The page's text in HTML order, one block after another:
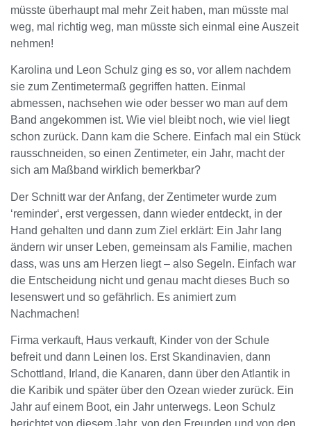
müsste überhaupt mal mehr Zeit haben, man müsste mal
weg, mal richtig weg, man müsste sich einmal eine Auszeit
nehmen!
Karolina und Leon Schulz ging es so, vor allem nachdem
sie zum Zentimetermaß gegriffen hatten. Einmal
abmessen, nachsehen wie oder besser wo man auf dem
Band angekommen ist. Wie viel bleibt noch, wie viel liegt
schon zurück. Dann kam die Schere. Einfach mal ein Stück
rausschneiden, so einen Zentimeter, ein Jahr, macht der
sich am Maßband wirklich bemerkbar?
Der Schnitt war der Anfang, der Zentimeter wurde zum
‘reminder‘, erst vergessen, dann wieder entdeckt, in der
Hand gehalten und dann zum Ziel erklärt: Ein Jahr lang
ändern wir unser Leben, gemeinsam als Familie, machen
dass, was uns am Herzen liegt – also Segeln. Einfach war
die Entscheidung nicht und genau macht dieses Buch so
lesenswert und so gefährlich. Es animiert zum
Nachmachen!
Firma verkauft, Haus verkauft, Kinder von der Schule
befreit und dann Leinen los. Erst Skandinavien, dann
Schottland, Irland, die Kanaren, dann über den Atlantik in
die Karibik und später über den Ozean wieder zurück. Ein
Jahr auf einem Boot, ein Jahr unterwegs. Leon Schulz